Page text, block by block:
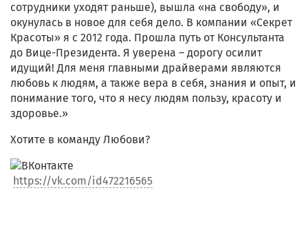
сотрудники уходят раньше), вышла «на свободу», и
окунулась в новое для себя дело. В компании «Секрет
Красоты» я с 2012 года. Прошла путь от Консультанта
до Вице-Президента. Я уверена – дорогу осилит
идущий! Для меня главными драйверами являются
любовь к людям, а также вера в себя, знания и опыт, и
понимание того, что я несу людям пользу, красоту и
здоровье.»
Хотите в команду Любови?
https://vk.com/id472216565